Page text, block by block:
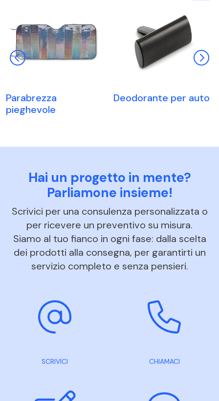
Parabrezza
pieghevole
Deodorante per auto
Hai un progetto in mente?
Parliamone insieme!
Scrivici per una consulenza personalizzata o
per ricevere un preventivo su misura.
Siamo al tuo fianco in ogni fase: dalla scelta
dei prodotti alla consegna, per garantirti un
servizio completo e senza pensieri.
SCRIVICI CHIAMACI